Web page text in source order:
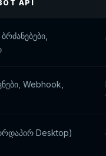
API
Webhook,
Desktop)